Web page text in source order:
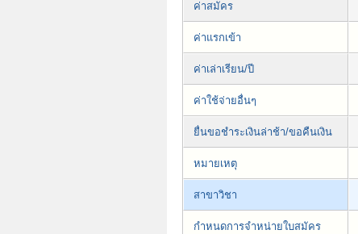
ค่าสมัคร
ค่าแรกเข้า
ค่าเล่าเรียน/ปี
ค่าใช้จ่ายอื่นๆ
ยื่นขอชำระเงินล่าช้า/ขอคืนเงิน
หมายเหตุ
สาขาวิชา
กำหนดการจำหน่ายใบสมัคร